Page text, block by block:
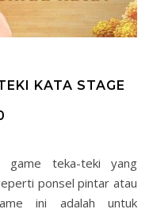
KATA STAGE
ponsel pintar atau
ini adalah untuk